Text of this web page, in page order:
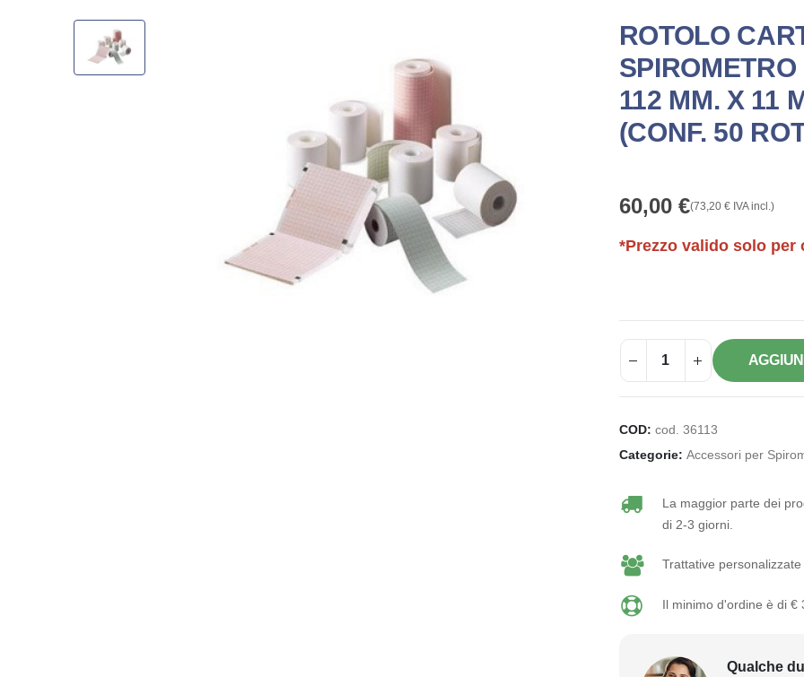
ROTOLO
112 MM. X 11
(CONF. 50
60,00 €(73,20 €IVA incl.)
*Prezzo valido solo per
COD: cod. 36113
Categorie: Accessori per
La maggior parte dei
di 2-3 giorni.
Trattative personalizzate
Il minimo d'ordine è di €
Qualche